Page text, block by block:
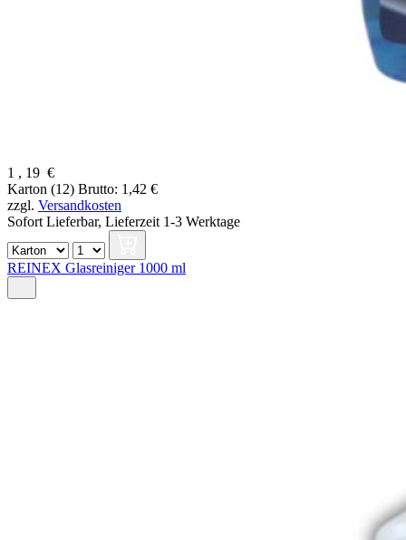
1 , 19 €
Karton (12) Brutto: 1,42 €
zzgl. Versandkosten
Sofort Lieferbar, Lieferzeit 1-3 Werktage
REINEX Glasreiniger 1000 ml